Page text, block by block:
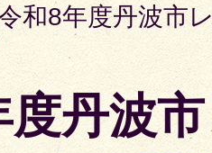
和8年度丹波市
度丹波